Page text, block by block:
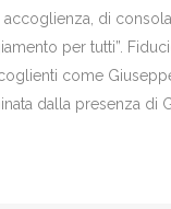
accoglienza, di
per tutti”.
come
dalla presenza di